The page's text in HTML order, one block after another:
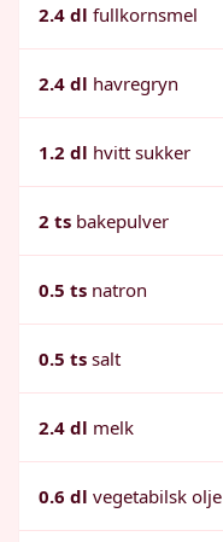
2.4 dl fullkornsmel
2.4 dl havregryn
1.2 dl hvitt sukker
2 ts bakepulver
0.5 ts natron
0.5 ts salt
2.4 dl melk
0.6 dl vegetabilsk olje